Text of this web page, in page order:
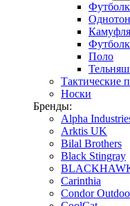
Поло
Тактические
Носки
Бренды:
Alpha
Arktis UK
Bilal Brothers
Black Stingray
Carinthia
Condor